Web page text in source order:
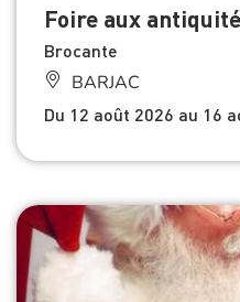
Foire aux
Brocante
BARJAC
Du 12 août 2026 au 16